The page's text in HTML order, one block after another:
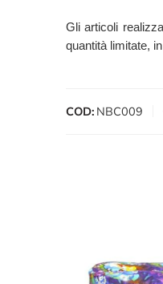
Gli articoli
quantità limitate,
COD: NBC009